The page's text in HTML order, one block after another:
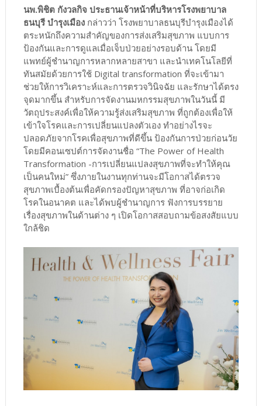
นพ.พิชิต กังวลกิจ ประธานเจ้าหน้าที่บริหารโรงพยาบาล
ธนบุรี บำรุงเมืองกล่าวว่า โรงพยาบาลธนบุรีบำรุงเมืองได้
ตระหนักถึงความสำคัญของการส่งเสริมสุขภาพ แบบการ
ป้องกันและการดูแลเมื่อเจ็บป่วยอย่างรอบด้าน โดยมี
แพทย์ผู้ชำนาญการหลากหลายสาขา และนำเทคโนโลยีที่
ทันสมัยด้วยการใช้ Digital transformation ที่จะเข้ามา
ช่วยให้การวิเคราะห์และการตรวจวินิจฉัย และรักษาได้ตรง
จุดมากขึ้น สำหรับการจัดงานมหกรรมสุขภาพในวันนี้ มี
วัตถุประสงค์เพื่อให้ความรู้ส่งเสริมสุขภาพ ที่ถูกต้องเพื่อให้
เข้าใจโรคและการเปลี่ยนแปลงตัวเอง ทำอย่างไรจะ
ปลอดภัยจากโรคเพื่อสุขภาพที่ดีขึ้น ป้องกันการป่วยก่อนวัย
โดยมีคอนเซปต์การจัดงานชื่อ “The Power of Health
Transformation -การเปลี่ยนแปลงสุขภาพที่จะทำให้คุณ
เป็นคนใหม่” ซึ่งภายในงานทุกท่านจะมีโอกาสได้ตรวจ
สุขภาพเบื้องต้นเพื่อคัดกรองปัญหาสุขภาพ ที่อาจก่อเกิด
โรคในอนาคต และได้พบผู้ชำนาญการ ฟังการบรรยาย
เรื่องสุขภาพในด้านต่าง ๆ เปิดโอกาสสอบถามข้อสงสัยแบบ
ใกล้ชิด